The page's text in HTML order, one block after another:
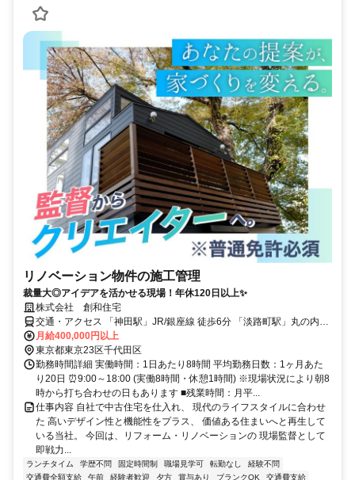
リノベーション物件の施工管理
裁量大◎アイデアを活かせる現場！年休120日以上✨
株式会社 創和住宅
交通・アクセス 「神田駅」JR/銀座線 徒歩6分 「淡路町駅」丸の内線
徒歩4分「小川町駅」新宿線線徒歩4分
月給400,000円以上
東京都東京23区千代田区
勤務時間詳細 実働時間：1日あたり8時間 平均勤務日数：1ヶ月あた
り20日 ⏰9:00～18:00 (実働8時間・休憩1時間) ※現場状況により朝8
時から打ち合わせの日もあります ■残業時間：月平...
仕事内容 自社で中古住宅を仕入れ、 現代のライフスタイルに合わせ
た 高いデザイン性と機能性をプラス、 価値ある住まいへと再生して
いる当社。 今回は、リフォーム・リノベーションの 現場監督として
即戦力...
ランチタイム 学歴不問 固定時間制 職場見学可 転勤なし
経験不問
交通費全額支給
午前 経験者歓迎 夕方 賞与あり ブランクOK
交通費支給